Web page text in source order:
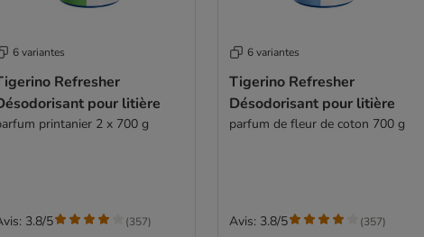
6 variantes
Refresher
pour litière
printanier 2 x 700 g
3.8/5 (357)
6 variantes
Tigerino Refresher
Désodorisant pour litière
parfum de fleur de coton 700 g
Avis: 3.8/5 (357)